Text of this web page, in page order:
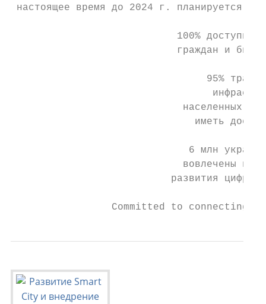
настоящее время до 2024 г. планируется
100% доступных
граждан и
95%
населенных
иметь
6 млн
вовлечены в
развития
Committed to connecting